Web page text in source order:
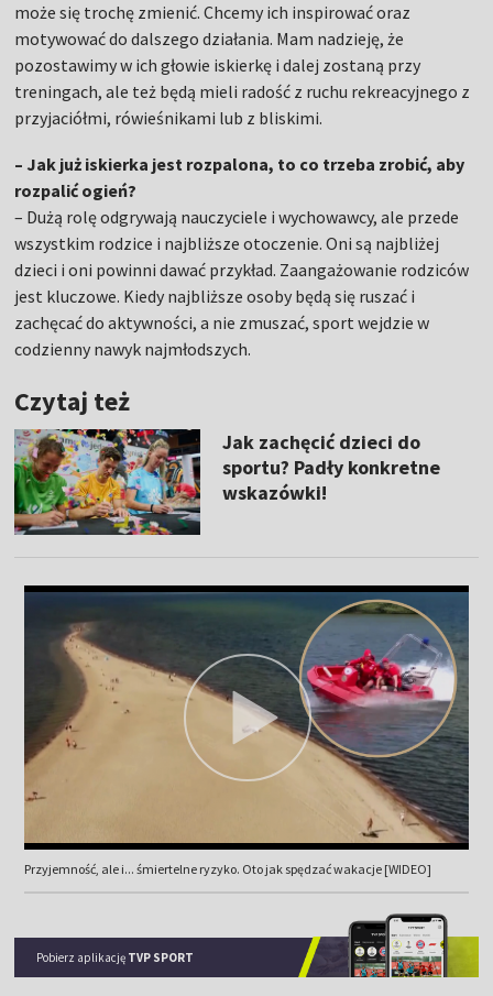
może się trochę zmienić. Chcemy ich inspirować oraz
motywować do dalszego działania. Mam nadzieję, że
pozostawimy w ich głowie iskierkę i dalej zostaną przy
treningach, ale też będą mieli radość z ruchu rekreacyjnego z
przyjaciółmi, rówieśnikami lub z bliskimi.
– Jak już iskierka jest rozpalona, to co trzeba zrobić, aby
rozpalić ogień?
– Dużą rolę odgrywają nauczyciele i wychowawcy, ale przede
wszystkim rodzice i najbliższe otoczenie. Oni są najbliżej
dzieci i oni powinni dawać przykład. Zaangażowanie rodziców
jest kluczowe. Kiedy najbliższe osoby będą się ruszać i
zachęcać do aktywności, a nie zmuszać, sport wejdzie w
codzienny nawyk najmłodszych.
Czytaj też
Jak zachęcić dzieci do
sportu? Padły konkretne
wskazówki!
Przyjemność, ale i... śmiertelne ryzyko. Oto jak spędzać wakacje [WIDEO]
Pobierz aplikację TVP SPORT